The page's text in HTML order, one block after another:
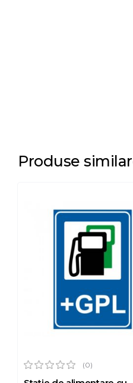
Produse
(0)